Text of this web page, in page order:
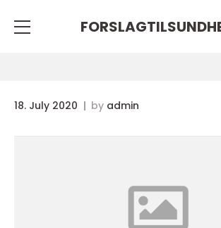
18. July 2020 by admin